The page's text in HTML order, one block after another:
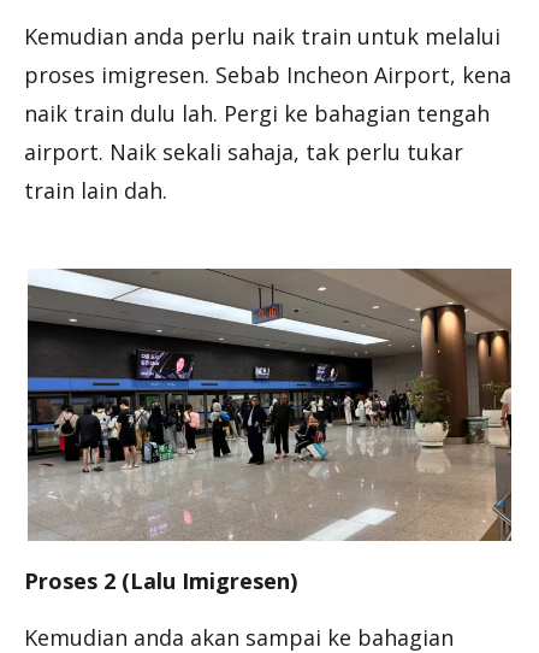
Kemudian anda perlu naik train untuk melalui
proses imigresen. Sebab Incheon Airport, kena
naik train dulu lah. Pergi ke bahagian tengah
airport. Naik sekali sahaja, tak perlu tukar
train lain dah.
Proses 2 (Lalu Imigresen)
Kemudian anda akan sampai ke bahagian